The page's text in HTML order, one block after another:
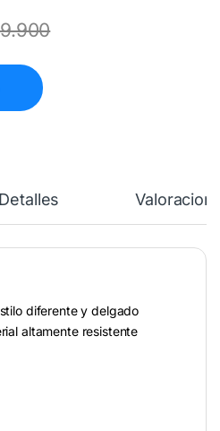
Detalles
diferente y delgado
altamente resistente